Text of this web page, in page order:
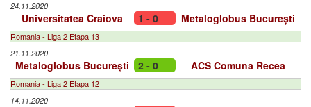
24.11.2020
Universitatea Craiova 1 - 0 Metaloglobus București
Romania - Liga 2 Etapa 13
21.11.2020
Metaloglobus București 2 - 0 ACS Comuna Recea
Romania - Liga 2 Etapa 12
14.11.2020